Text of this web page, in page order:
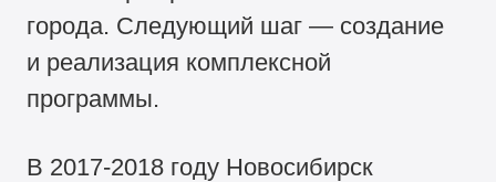
города. Следующий шаг — создание
и реализация комплексной
программы.
В 2017-2018 году Новосибирск